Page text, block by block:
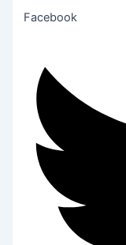
Facebook